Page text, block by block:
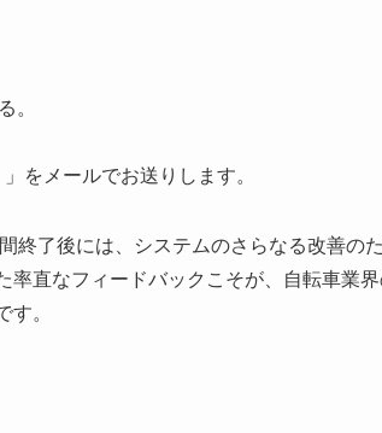
。
をメールでお送りします。
終了後には、システムのさらなる改善の
直なフィードバックこそが、自転車業
。